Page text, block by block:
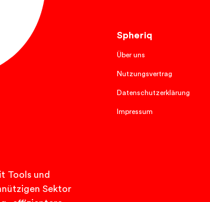
Spheriq
Über uns
Nutzungsvertrag
Datenschutzerklärung
Impressum
Tools und
Sektor